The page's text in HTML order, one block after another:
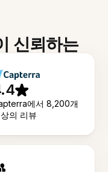
신뢰하는
에서 8,200개
의 리뷰